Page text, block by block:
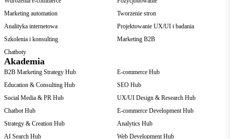
Marketing automation
Tworzenie stron
Analityka internetowa
Projektowanie UX/UI i badania
Szkolenia i konsulting
Marketing B2B
Chatboty
Akademia
B2B Marketing Strategy Hub
E-commerce Hub
Education & Consulting Hub
SEO Hub
Social Media & PR Hub
UX/UI Design & Research Hub
Chatbot Hub
E-commerce Development Hub
Strategy & Creation Hub
Analytics Hub
AI Search Hub
Web Development Hub